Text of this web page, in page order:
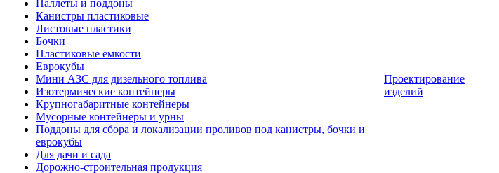
Паллеты и поддоны
Канистры пластиковые
Листовые пластики
Бочки
Пластиковые емкости
Еврокубы
Мини АЗС для дизельного топлива
Изотермические контейнеры
Крупногабаритные контейнеры
Мусорные контейнеры и урны
Поддоны для сбора и локализации проливов под канистры, бочки и
еврокубы
Для дачи и сада
Дорожно-строительная продукция
Проектирование
изделий